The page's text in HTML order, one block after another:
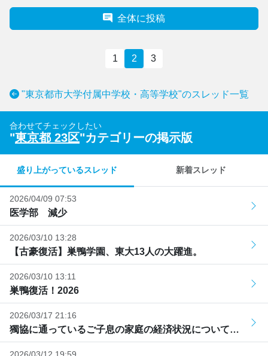
全体に投稿
1 2 3
"東京都市大学付属中学校・高等学校"のスレッド一覧
合わせてチェックしたい
"東京都 23区"カテゴリーの掲示版
盛り上がっているスレッド 新着スレッド
2026/04/09 07:53
医学部 減少
2026/03/10 13:28
【古豪復活】巣鴨学園、東大13人の大躍進。
2026/03/10 13:11
巣鴨復活！2026
2026/03/17 21:16
獨協に通っているご子息の家庭の経済状況について…
2026/03/12 19:59